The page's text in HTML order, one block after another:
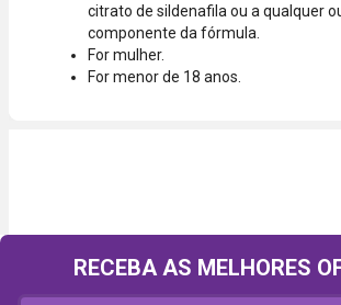
citrato de sildenafila ou a qualquer
componente da fórmula.
For mulher.
For menor de 18 anos.
RECEBA AS MELHORES